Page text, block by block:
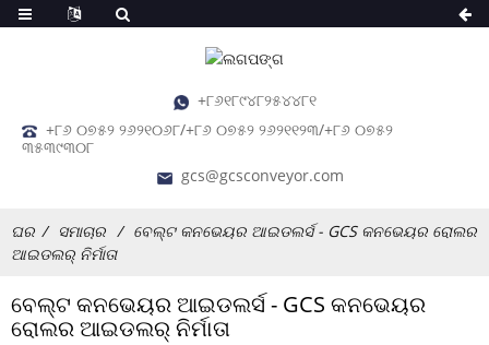
+୮୬୧୮୯୪୮୨୫୪୪୮୧
+୮୬ ୦୭୫୨ ୨୬୨୧୦୬୮/+୮୬ ୦୭୫୨ ୨୬୨୧୧୨୩/+୮୬ ୦୭୫୨
୩୫୩୯୩୦୮
gcs@gcsconveyor.com
ଘର ସମାଚାର
ବେଲ୍ଟ କନଭେୟର ଆଇଡଲର୍ସ - GCS କନଭେୟର ରୋଲର
ଆଇଡଲର୍ ନିର୍ମାତା
ବେଲ୍ଟ କନଭେୟର ଆଇଡଲର୍ସ - GCS କନଭେୟର
ରୋଲର ଆଇଡଲର୍ ନିର୍ମାତା